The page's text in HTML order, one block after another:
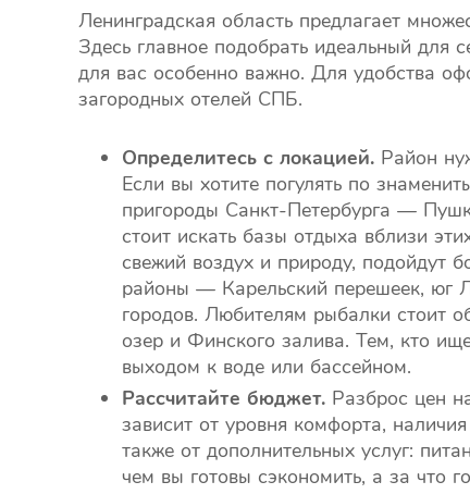
Ленинградская область предлагает
Здесь главное подобрать идеальный для
для вас особенно важно. Для удобства
загородных отелей СПБ.
Определитесь с локацией. Район
Если вы хотите погулять по
пригороды Санкт-Петербурга —
стоит искать базы отдыха вблизи
свежий воздух и природу, подойдут
районы — Карельский перешеек, юг
городов. Любителям рыбалки стоит
озер и Финского залива. Тем, кто
выходом к воде или бассейном.
Рассчитайте бюджет. Разброс цен
зависит от уровня комфорта,
также от дополнительных услуг:
чем вы готовы сэкономить, а за что